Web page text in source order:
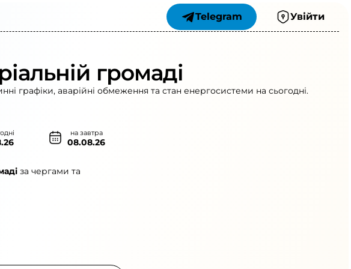
Telegram Увійти
громаді
графіки, аварійні обмеження та стан енергосистеми на сьогодні.
на завтра
08.08.26
за чергами та